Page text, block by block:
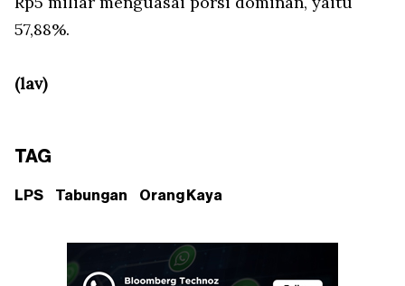
57,88%.
(lav)
TAG
LPS Tabungan Orang Kaya